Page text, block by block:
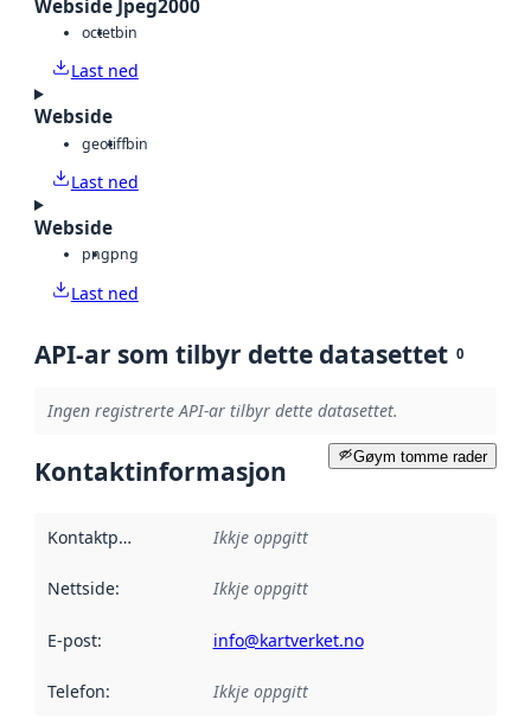
Webside Jpeg2000
octetbin
Last ned
Webside
geotiffbin
Last ned
Webside
pngpng
Last ned
API-ar som tilbyr dette datasettet 0
Ingen registrerte API-ar tilbyr dette datasettet.
Gøym tomme rader
Kontaktinformasjon
Kontaktpunkt Ikkje oppgitt
Nettside: Ikkje oppgitt
E-post: info@kartverket.no
Telefon: Ikkje oppgitt